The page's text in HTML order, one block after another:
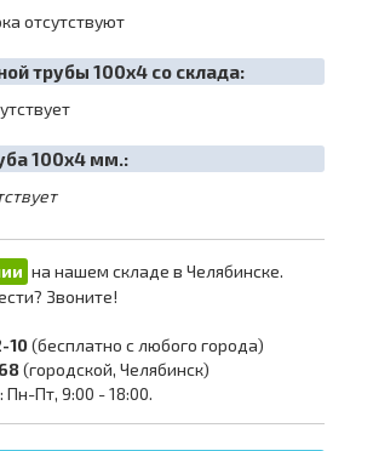
отсутствуют
трубы 100х4 со склада:
100х4 мм.:
на нашем складе в Челябинске.
Звоните!
10(бесплатно с любого города)
(городской, Челябинск)
Пт, 9:00 - 18:00.